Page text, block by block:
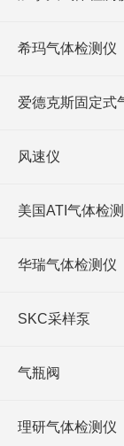
希玛气体检测仪
爱德克斯固定式
风速仪
美国ATI气体检
华瑞气体检测仪
SKC采样泵
气瓶阀
理研气体检测仪